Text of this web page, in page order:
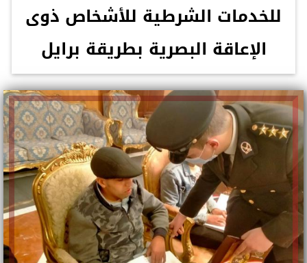
للخدمات الشرطية للأشخاص ذوى
الإعاقة البصرية بطريقة برايل